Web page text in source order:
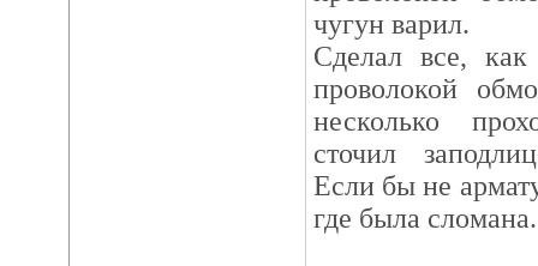
чугун варил.
Сделал все, как
проволокой
несколько
сточил
Если бы не
где была сломана.